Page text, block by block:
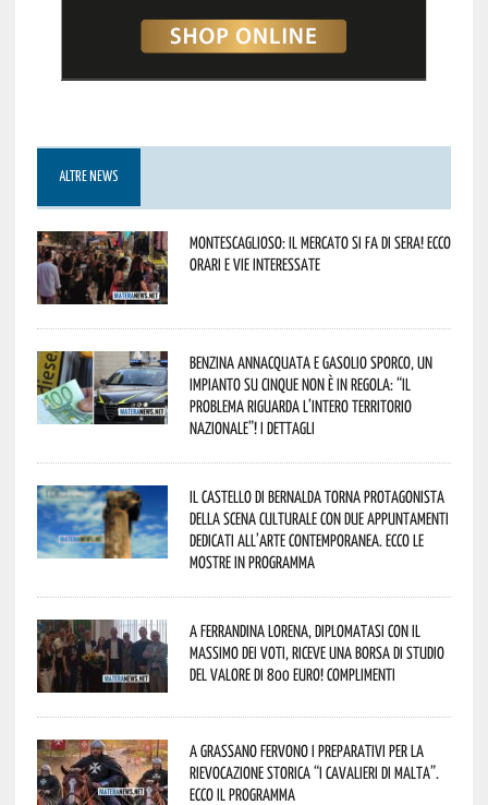
ALTRE NEWS
Montescaglioso: il mercato si fa di sera! Ecco
orari e vie interessate
Benzina annacquata e gasolio sporco, un
impianto su cinque non è in regola: “il
problema riguarda l’intero territorio
Nazionale”! I dettagli
Il Castello di Bernalda torna protagonista
della scena culturale con due appuntamenti
dedicati all’arte contemporanea. Ecco le
mostre in programma
A Ferrandina Lorena, diplomatasi con il
massimo dei voti, riceve una borsa di studio
del valore di 800 euro! Complimenti
A Grassano fervono i preparativi per la
Rievocazione Storica “I CAVALIERI DI MALTA”.
Ecco il programma